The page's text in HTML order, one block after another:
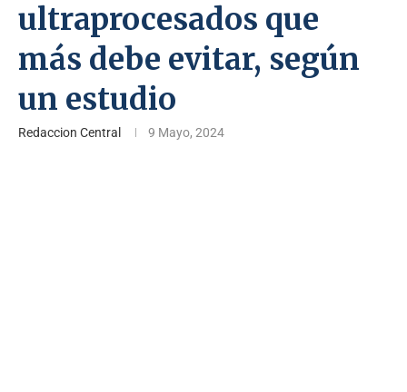
ultraprocesados que
más debe evitar, según
un estudio
Redaccion Central 9 Mayo, 2024